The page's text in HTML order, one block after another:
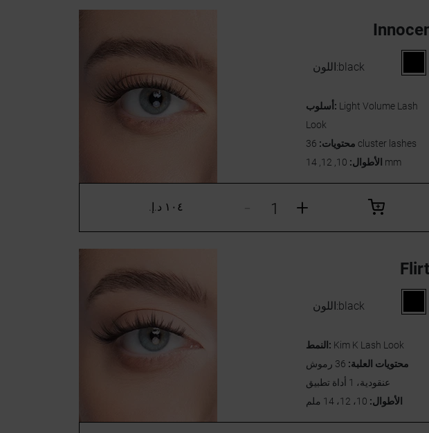
اللون:black
أسلوب: Light Volume Lash
Look
محتويات: 36 cluster lashes
الأطوال: 10, 12, 14 mm
١٠٤ د.إ.‏ +
اللون:black
النمط: Kim K Lash Look
محتويات العلبة:
36 رموش
عنقودية، 1 أداة تطبيق
الأطوال: